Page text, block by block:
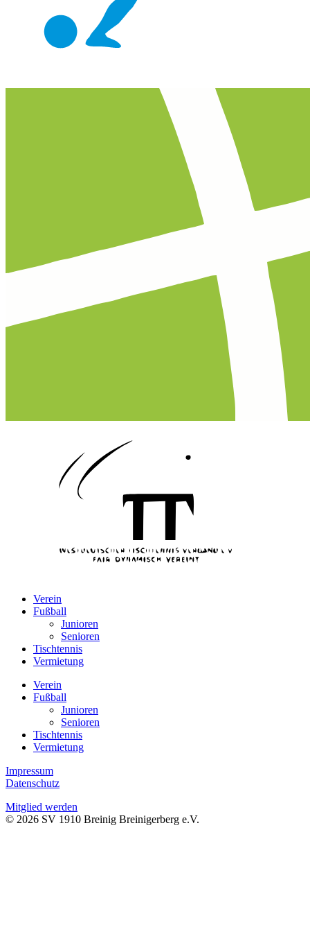
Verein
Fußball
Junioren
Senioren
Tischtennis
Vermietung
Verein
Fußball
Junioren
Senioren
Tischtennis
Vermietung
Impressum
Datenschutz
Mitglied werden
© 2026 SV 1910 Breinig Breinigerberg e.V.